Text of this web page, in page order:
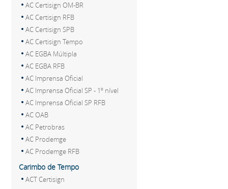
AC Certisign OM-BR
AC Certisign RFB
AC Certisign SPB
AC Certisign Tempo
AC EGBA Múltipla
AC EGBA RFB
AC Imprensa Oficial
AC Imprensa Oficial SP - 1º nível
AC Imprensa Oficial SP RFB
AC OAB
AC Petrobras
AC Prodemge
AC Prodemge RFB
Carimbo de Tempo
ACT Certisign